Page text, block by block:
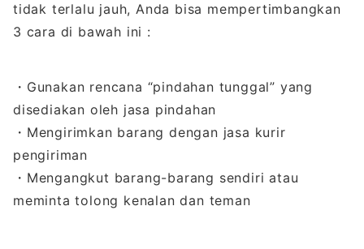
tidak terlalu jauh, Anda bisa mempertimbangkan
3 cara di bawah ini :
・Gunakan rencana “pindahan tunggal” yang
disediakan oleh jasa pindahan
・Mengirimkan barang dengan jasa kurir
pengiriman
・Mengangkut barang-barang sendiri atau
meminta tolong kenalan dan teman